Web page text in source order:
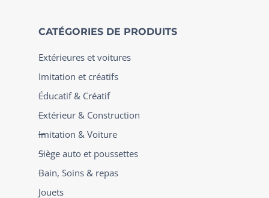
CATÉGORIES DE PRODUITS
Extérieures et voitures
Imitation et créatifs
Éducatif & Créatif
Extérieur & Construction
Imitation & Voiture
Siège auto et poussettes
Bain, Soins & repas
Jouets